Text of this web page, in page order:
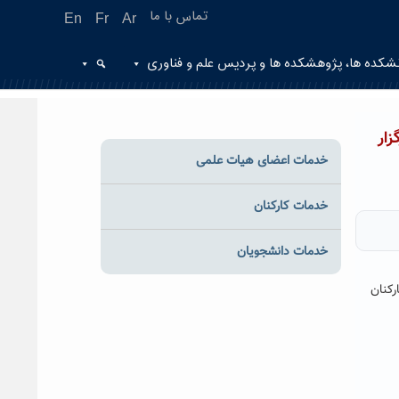
En Fr Ar تماس با ما
ها، پژوهشکده ها و پردیس علم و فناوری
خدمات اعضای هیات علمی
خدمات کارکنان
خدمات دانشجویان